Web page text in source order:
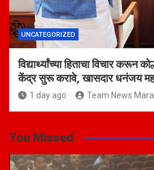
UNCATEGORIZED
विद्यार्थ्यांच्या हिताचा विचार करून
केंद्र सुरू करावे, खासदार धनंजय
1 day ago Team News
You Missed